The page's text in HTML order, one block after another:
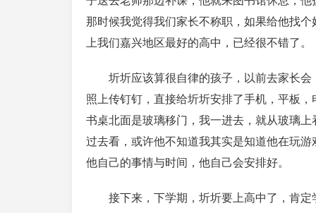
那时候我觉得我们家长不称职，如果给他找
上我们嘉兴地区最好的高中，已经很不错了。
圻圻应该算很自律的孩子，以前去家长
照上传钉钉，直接给圻圻安排了手机，平板
书桌北面是玻璃移门，我一进去，就从玻璃
过去看，或许他不知道我其实是知道他在玩
他自己的事情与时间，他自己会安排好。
接下来，下学期，圻圻要上高中了，肯